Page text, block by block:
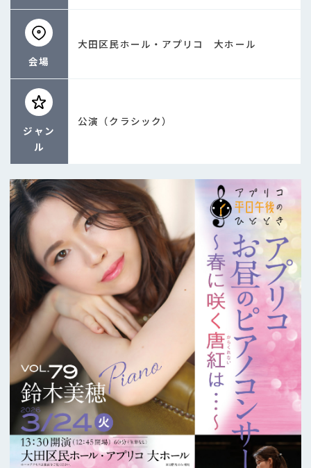
会場
大田区民ホール・アプリコ 大ホール
ジャン
ル
公演（クラシック）